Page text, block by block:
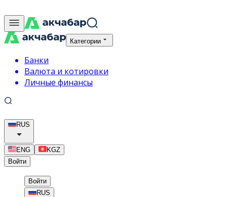
Категории
Банки
Валюта и котировки
Личные финансы
RUS
ENG
KGZ
Войти
Войти
RUS